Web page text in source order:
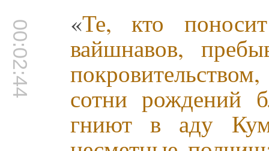
00:02:44 «Те, кто
вайшнавов,
сотни рождений
гниют в аду